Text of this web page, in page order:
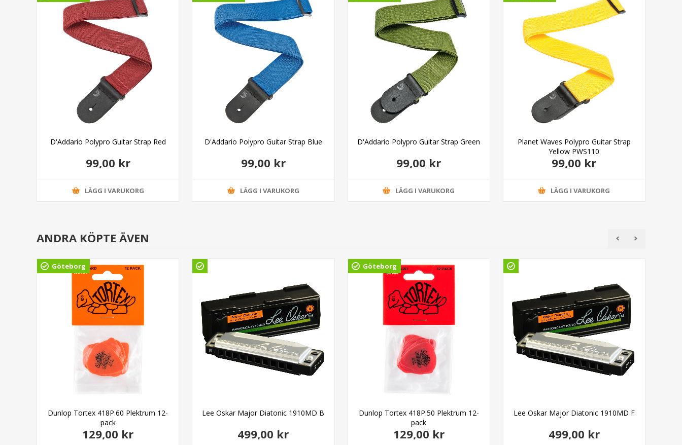
D'Addario Polypro Guitar Strap Red
99,00 kr
LÄGG I VARUKORG
D'Addario Polypro Guitar Strap Blue
99,00 kr
LÄGG I VARUKORG
D'Addario Polypro Guitar Strap Green
99,00 kr
LÄGG I VARUKORG
Planet Waves Polypro Guitar Strap
Yellow PWS110
99,00 kr
LÄGG I VARUKORG
ANDRA KÖPTE ÄVEN
Göteborg
Dunlop Tortex 418P.60 Plektrum 12-
pack
129,00 kr
Lee Oskar Major Diatonic 1910MD B
499,00 kr
Göteborg
Dunlop Tortex 418P.50 Plektrum 12-
pack
129,00 kr
Lee Oskar Major Diatonic 1910MD F
499,00 kr